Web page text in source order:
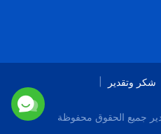
شكر وتقدير
جميع الحقوق محفوظة